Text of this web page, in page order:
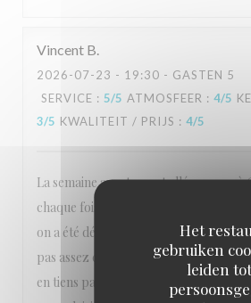
Het
gebruiken
leiden
Vincent B
2026-07-23 - 19:30 - GASTEN 5
SERVICE : 5/5 ATMOSFEER : 4/5
3/5 KWALITEIT / PRIJS : 4/5
La semaine avant on est allé manger à
chaque fois depuis des super délicieux,
on a été déçu, c'était sûrement un
pas assez cuites, le poisson pas cuit.
en tiens pas rigueur, l'année